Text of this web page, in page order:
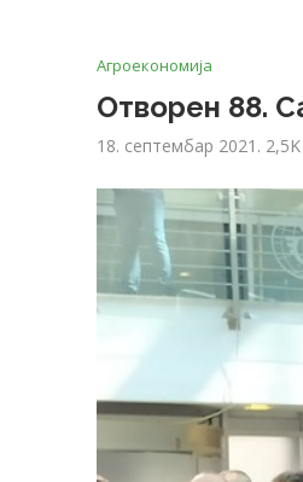
Агроекономија
Отворен 88.
18. септембар 2021. 2,5K